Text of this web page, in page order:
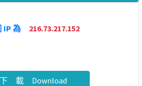
IP 為 216.73.217.152
載 Download